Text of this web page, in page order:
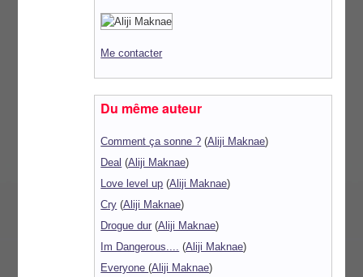
Me contacter
Du même auteur
Comment ça sonne ? (Aliji Maknae)
Deal (Aliji Maknae)
Love level up (Aliji Maknae)
Cry (Aliji Maknae)
Drogue dur (Aliji Maknae)
Im Dangerous.... (Aliji Maknae)
Everyone(Aliji Maknae)